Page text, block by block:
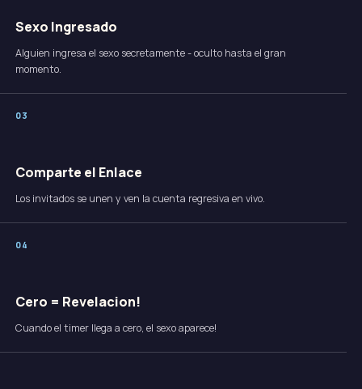
Sexo Ingresado
Alguien ingresa el sexo secretamente - oculto hasta el gran
momento.
03
Comparte el Enlace
Los invitados se unen y ven la cuenta regresiva en vivo.
04
Cero = Revelacion!
Cuando el timer llega a cero, el sexo aparece!